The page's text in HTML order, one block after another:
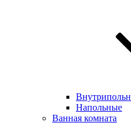
Напольные
Ванная комната